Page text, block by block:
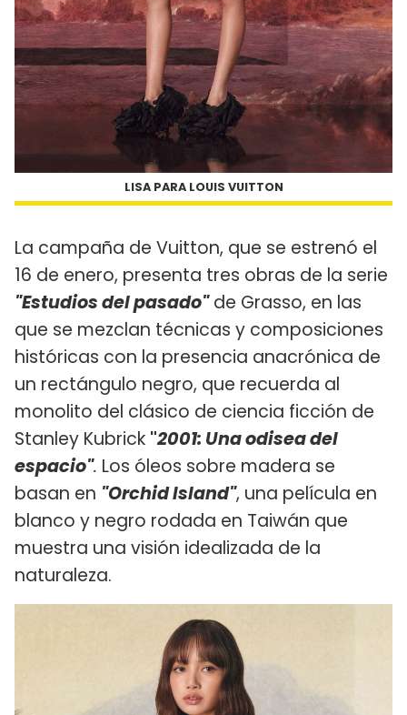
LISA PARA LOUIS VUITTON
La campaña de Vuitton, que se estrenó el
16 de enero, presenta tres obras de la serie
"Estudios del pasado"de Grasso, en las
que se mezclan técnicas y composiciones
históricas con la presencia anacrónica de
un rectángulo negro, que recuerda al
monolito del clásico de ciencia ficción de
Stanley Kubrick "2001: Una odisea del
espacio". Los óleos sobre madera se
basan en "Orchid Island", una película en
blanco y negro rodada en Taiwán que
muestra una visión idealizada de la
naturaleza.